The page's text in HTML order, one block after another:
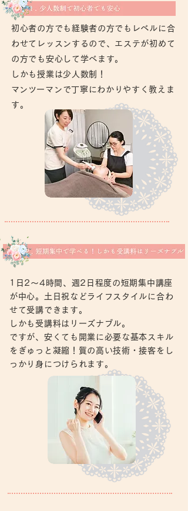
初心者の方でも経験者の方でもレベルに合
わせてレッスンするので、エステが初めて
の方でも安心して学べます。
しかも授業は少人数制！
​マンツーマンで丁寧にわかりやすく教えま
す。
1日2～4時間、週2日程度の短期集中講座
が中心。土日祝などライフスタイルに合わ
せて受講できます。
しかも受講料はリーズナブル。
ですが、安くても開業に必要な基本スキル
をぎゅっと凝縮！質の高い技術・接客をし
っかり身につけられます。